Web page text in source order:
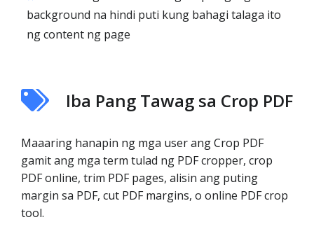
background na hindi puti kung bahagi talaga ito
ng content ng page
Iba Pang Tawag sa Crop PDF
Maaaring hanapin ng mga user ang Crop PDF
gamit ang mga term tulad ng PDF cropper, crop
PDF online, trim PDF pages, alisin ang puting
margin sa PDF, cut PDF margins, o online PDF crop
tool.